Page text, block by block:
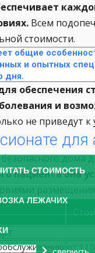
СТОИМОСТЬ
ЛЕЖАЧИХ
Всем
стоимости.
общие
и опытных
дня.
обеспечения
и
не приведут
для
дома
пациента она